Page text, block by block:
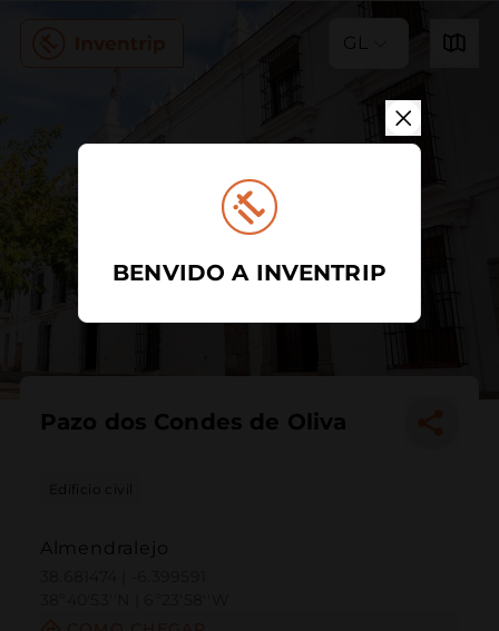
GL
Pazo dos Condes de Oliva
Edificio civil
Almendralejo
BENVIDO A INVENTRIP